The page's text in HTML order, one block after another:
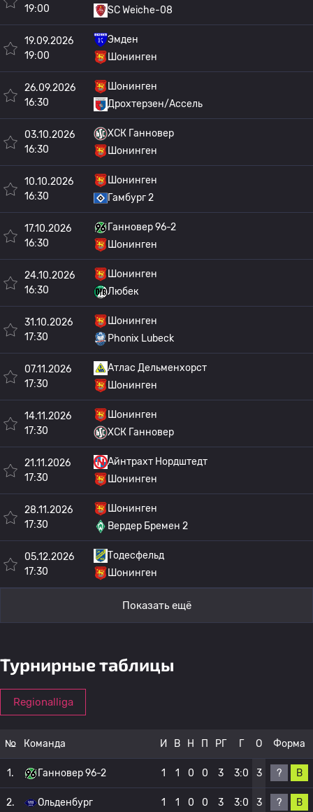
19:00 SC Weiche-08
19.09.2026
19:00
Эмден
Шонинген
26.09.2026
16:30
Шонинген
Дрохтерзен/Ассель
03.10.2026
16:30
ХСК Ганновер
Шонинген
10.10.2026
16:30
Шонинген
Гамбург 2
17.10.2026
16:30
Ганновер 96-2
Шонинген
24.10.2026
16:30
Шонинген
Любек
31.10.2026
17:30
Шонинген
Phonix Lubeck
07.11.2026
17:30
Атлас Дельменхорст
Шонинген
14.11.2026
17:30
Шонинген
ХСК Ганновер
21.11.2026
17:30
Айнтрахт Нордштедт
Шонинген
28.11.2026
17:30
Шонинген
Вердер Бремен 2
05.12.2026
17:30
Тодесфельд
Шонинген
Показать ещё
Турнирные таблицы
Regionalliga
№ Команда И В Н П РГ Г О Форма
1. Ганновер 96-2 1 1 0 0 3 3:0 3 ? В
2. Ольденбург 1 1 0 0 3 3:0 3 ? В